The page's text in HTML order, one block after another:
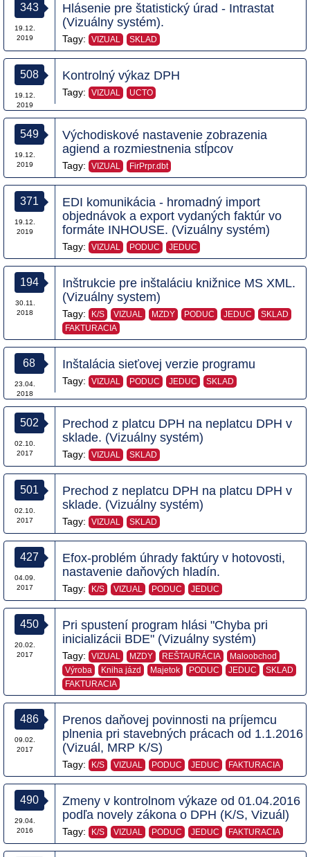
343
19.12.
2019
Hlásenie pre štatistický úrad - Intrastat
(Vizuálny systém).
Tagy: VIZUAL SKLAD
508
19.12.
2019
Kontrolný výkaz DPH
Tagy: VIZUAL UCTO
549
19.12.
2019
Východiskové nastavenie zobrazenia
agiend a rozmiestnenia stĺpcov
Tagy: VIZUAL FirPrpr.dbt
371
19.12.
2019
EDI komunikácia - hromadný import
objednávok a export vydaných faktúr vo
formáte INHOUSE. (Vizuálny systém)
Tagy: VIZUAL PODUC JEDUC
194
30.11.
2018
Inštrukcie pre inštaláciu knižnice MS XML.
(Vizuálny system)
Tagy: K/S VIZUAL MZDY PODUC JEDUC
SKLAD
FAKTURACIA
68
23.04.
2018
Inštalácia sieťovej verzie programu
Tagy: VIZUAL PODUC JEDUC SKLAD
502
02.10.
2017
Prechod z platcu DPH na neplatcu DPH v
sklade. (Vizuálny systém)
Tagy: VIZUAL SKLAD
501
02.10.
2017
Prechod z neplatcu DPH na platcu DPH v
sklade. (Vizuálny systém)
Tagy: VIZUAL SKLAD
427
04.09.
2017
Efox-problém úhrady faktúry v hotovosti,
nastavenie daňových hladín.
Tagy: K/S VIZUAL PODUC JEDUC
450
20.02.
2017
Pri spustení program hlási "Chyba pri
inicializácii BDE" (Vizuálny systém)
Tagy: VIZUAL MZDY REŠTAURÁCIA
Maloobchod
Výroba
Kniha jázd Majetok PODUC JEDUC
SKLAD
FAKTURACIA
486
09.02.
2017
Prenos daňovej povinnosti na príjemcu
plnenia pri stavebných prácach od 1.1.2016
(Vizuál, MRP K/S)
Tagy: K/S VIZUAL PODUC JEDUC FAKTURACIA
490
29.04.
2016
Zmeny v kontrolnom výkaze od 01.04.2016
podľa novely zákona o DPH (K/S, Vizuál)
Tagy: K/S VIZUAL PODUC JEDUC FAKTURACIA